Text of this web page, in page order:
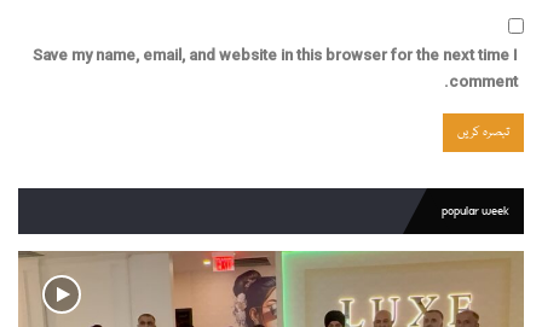
Save my name, email, and website in this browser for the next time I
comment.
popular week